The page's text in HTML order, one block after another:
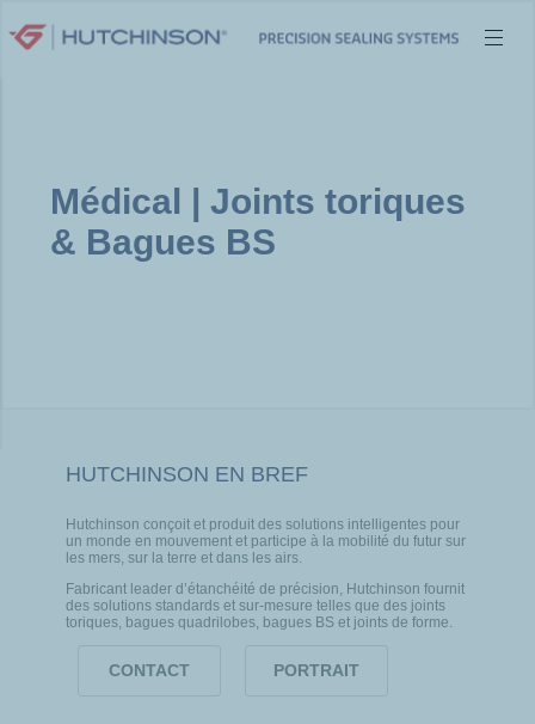
au
Médical | Joints toriques
& Bagues BS
HUTCHINSON EN BREF
Hutchinson conçoit et produit des solutions intelligentes pour
un monde en mouvement et participe à la mobilité du futur sur
les mers, sur la terre et dans les airs.
Fabricant leader d’étanchéité de précision, Hutchinson fournit
des solutions standards et sur-mesure telles que des joints
toriques, bagues quadrilobes, bagues BS et joints de forme.
CONTACT PORTRAIT